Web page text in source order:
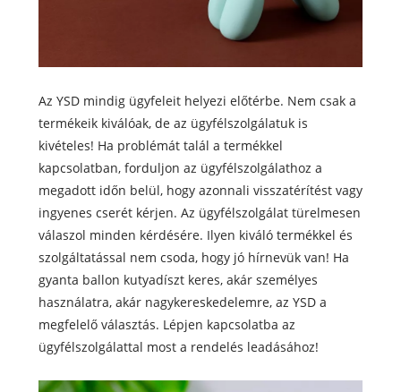
Az YSD mindig ügyfeleit helyezi előtérbe. Nem csak a
termékeik kiválóak, de az ügyfélszolgálatuk is
kivételes! Ha problémát talál a termékkel
kapcsolatban, forduljon az ügyfélszolgálathoz a
megadott időn belül, hogy azonnali visszatérítést vagy
ingyenes cserét kérjen. Az ügyfélszolgálat türelmesen
válaszol minden kérdésére. Ilyen kiváló termékkel és
szolgáltatással nem csoda, hogy jó hírnevük van! Ha
gyanta ballon kutyadíszt keres, akár személyes
használatra, akár nagykereskedelemre, az YSD a
megfelelő választás. Lépjen kapcsolatba az
ügyfélszolgálattal most a rendelés leadásához!